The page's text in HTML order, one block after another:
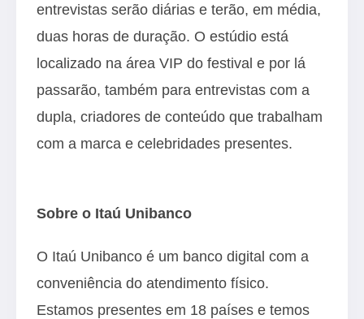
entrevistas serão diárias e terão, em média,
duas horas de duração. O estúdio está
localizado na área VIP do festival e por lá
passarão, também para entrevistas com a
dupla, criadores de conteúdo que trabalham
com a marca e celebridades presentes.
Sobre o Itaú Unibanco
O Itaú Unibanco é um banco digital com a
conveniência do atendimento físico.
Estamos presentes em 18 países e temos